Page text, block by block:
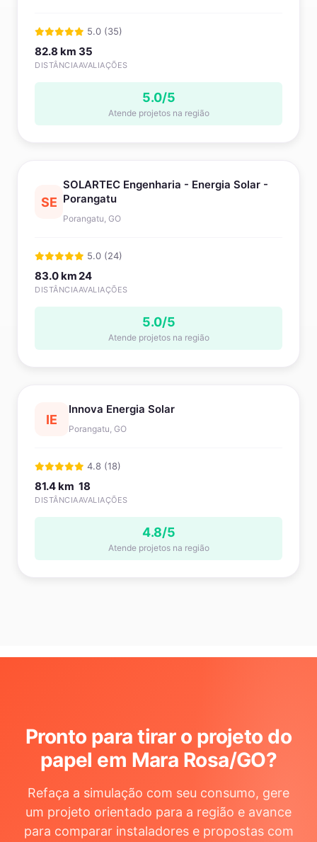
5.0 (35)
82.8 km
DISTÂNCIA
35
AVALIAÇÕES
5.0/5
Atende projetos na região
SE
SOLARTEC Engenharia - Energia Solar -
Porangatu
Porangatu, GO
5.0 (24)
83.0 km
DISTÂNCIA
24
AVALIAÇÕES
5.0/5
Atende projetos na região
IE
Innova Energia Solar
Porangatu, GO
4.8 (18)
81.4 km
DISTÂNCIA
18
AVALIAÇÕES
4.8/5
Atende projetos na região
Pronto para tirar o projeto do
papel em Mara Rosa/GO?
Refaça a simulação com seu consumo, gere
um projeto orientado para a região e avance
para comparar instaladores e propostas com